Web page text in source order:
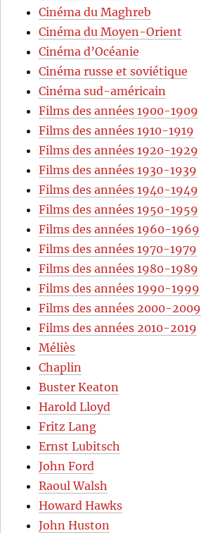
Cinéma du Maghreb
Cinéma du Moyen-Orient
Cinéma d’Océanie
Cinéma russe et soviétique
Cinéma sud-américain
Films des années 1900-1909
Films des années 1910-1919
Films des années 1920-1929
Films des années 1930-1939
Films des années 1940-1949
Films des années 1950-1959
Films des années 1960-1969
Films des années 1970-1979
Films des années 1980-1989
Films des années 1990-1999
Films des années 2000-2009
Films des années 2010-2019
Méliès
Chaplin
Buster Keaton
Harold Lloyd
Fritz Lang
Ernst Lubitsch
John Ford
Raoul Walsh
Howard Hawks
John Huston